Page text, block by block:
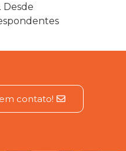
Desde
contato!